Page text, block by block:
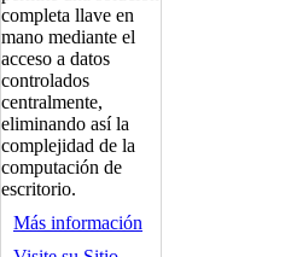
completa llave en
mano mediante el
acceso a datos
controlados
centralmente,
eliminando así la
complejidad de la
computación de
escritorio.
Más información